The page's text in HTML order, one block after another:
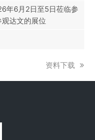
年6月2日至5日莅临参
达文的展位
下
资料下载